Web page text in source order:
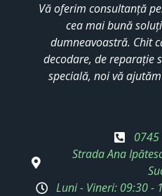
Vă oferim consultanță
cea mai bună
dumneavoastră. Chit
decodare, de reparație
specială, noi vă
Strada Ana
Luni - Vineri: 09:30 -